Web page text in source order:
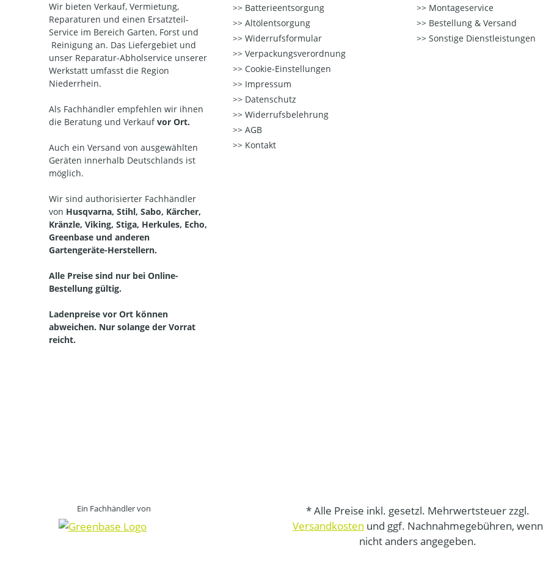
Wir bieten Verkauf, Vermietung,
Reparaturen und einen Ersatzteil-
Service im Bereich Garten, Forst und
Reinigung an. Das Liefergebiet und
unser Reparatur-Abholservice unserer
Werkstatt umfasst die Region
Niederrhein.
Als Fachhändler empfehlen wir ihnen
die Beratung und Verkaufvor Ort.
Auch ein Versand von ausgewählten
Geräten innerhalb Deutschlands ist
möglich.
Wir sind authorisierter Fachhändler
von Husqvarna, Stihl, Sabo, Kärcher,
Kränzle, Viking, Stiga, Herkules, Echo,
Greenbase und anderen
Gartengeräte-Herstellern.
Alle Preise sind nur bei Online-
Bestellung gültig.
Ladenpreise vor Ort können
abweichen. Nur solange der Vorrat
reicht.
Batterieentsorgung
Altölentsorgung
Widerrufsformular
Verpackungsverordnung
Cookie-Einstellungen
Impressum
Datenschutz
Widerrufsbelehrung
AGB
Kontakt
Montageservice
Bestellung & Versand
Sonstige Dienstleistungen
Ein Fachhändler von
* Alle Preise inkl. gesetzl. Mehrwertsteuer zzgl.
Versandkosten und ggf. Nachnahmegebühren, wenn
nicht anders angegeben.